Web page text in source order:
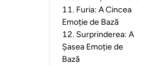
11. Furia: A Cincea
Emoție de Bază
12. Surprinderea: A
Șasea Emoție de
Bază